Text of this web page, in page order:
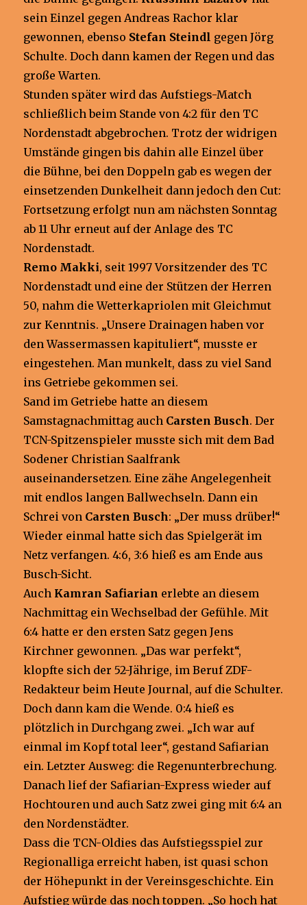
sein Einzel gegen Andreas Rachor klar
gewonnen, ebenso Stefan Steindl gegen Jörg
Schulte. Doch dann kamen der Regen und das
große Warten.
Stunden später wird das Aufstiegs-Match
schließlich beim Stande von 4:2 für den TC
Nordenstadt abgebrochen. Trotz der widrigen
Umstände gingen bis dahin alle Einzel über
die Bühne, bei den Doppeln gab es wegen der
einsetzenden Dunkelheit dann jedoch den Cut:
Fortsetzung erfolgt nun am nächsten Sonntag
ab 11 Uhr erneut auf der Anlage des TC
Nordenstadt.
Remo Makki, seit 1997 Vorsitzender des TC
Nordenstadt und eine der Stützen der Herren
50, nahm die Wetterkapriolen mit Gleichmut
zur Kenntnis. „Unsere Drainagen haben vor
den Wassermassen kapituliert“, musste er
eingestehen. Man munkelt, dass zu viel Sand
ins Getriebe gekommen sei.
Sand im Getriebe hatte an diesem
Samstagnachmittag auch Carsten Busch. Der
TCN-Spitzenspieler musste sich mit dem Bad
Sodener Christian Saalfrank
auseinandersetzen. Eine zähe Angelegenheit
mit endlos langen Ballwechseln. Dann ein
Schrei von Carsten Busch: „Der muss drüber!“
Wieder einmal hatte sich das Spielgerät im
Netz verfangen. 4:6, 3:6 hieß es am Ende aus
Busch-Sicht.
Auch Kamran Safiarian erlebte an diesem
Nachmittag ein Wechselbad der Gefühle. Mit
6:4 hatte er den ersten Satz gegen Jens
Kirchner gewonnen. „Das war perfekt“,
klopfte sich der 52-Jährige, im Beruf ZDF-
Redakteur beim Heute Journal, auf die Schulter.
Doch dann kam die Wende. 0:4 hieß es
plötzlich in Durchgang zwei. „Ich war auf
einmal im Kopf total leer“, gestand Safiarian
ein. Letzter Ausweg: die Regenunterbrechung.
Danach lief der Safiarian-Express wieder auf
Hochtouren und auch Satz zwei ging mit 6:4 an
den Nordenstädter.
Dass die TCN-Oldies das Aufstiegsspiel zur
Regionalliga erreicht haben, ist quasi schon
der Höhepunkt in der Vereinsgeschichte. Ein
Aufstieg würde das noch toppen. „So hoch hat